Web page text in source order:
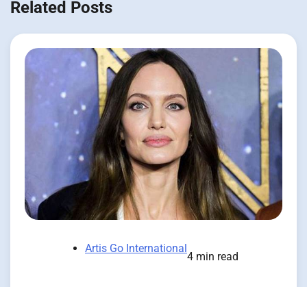
Related Posts
Artis Go International
4 min read